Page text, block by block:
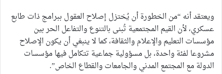
ويعتقد أنه “من الخطورة أن يُختزل إصلاح العقول ببرامج ذات طابع
عسكري، لأن القيم المجتمعية تُبنى بالتنوع والتفاعل الحر بين
مؤسسات التعليم والإعلام والثقافة، كما لا ينبغي أن يكون الإصلاح
مشروعا لفئة واحدة، بل مسؤولية جماعية تتكامل فيها مؤسسات
الدولة مع المجتمع المدني والجامعات والقطاع الخاص”.